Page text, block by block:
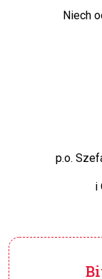
Niech
p.o.
i